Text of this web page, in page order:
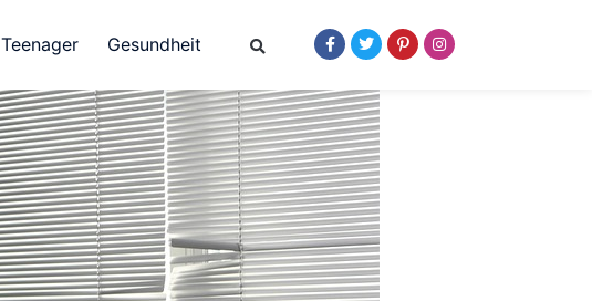
Teenager Gesundheit